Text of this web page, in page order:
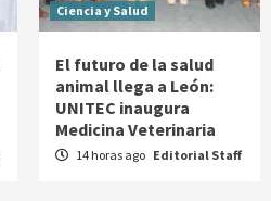
Ciencia y Salud
El futuro de la salud
animal llega a León:
UNITEC inaugura
Medicina Veterinaria
14 horas ago Editorial Staff